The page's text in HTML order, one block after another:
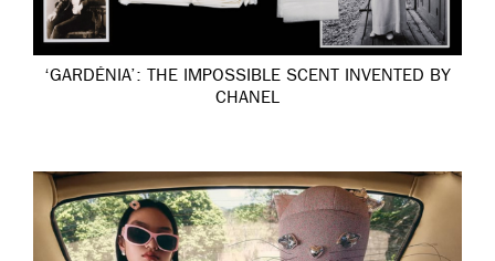
‘GARDÉNIA’: THE IMPOSSIBLE SCENT INVENTED BY
CHANEL